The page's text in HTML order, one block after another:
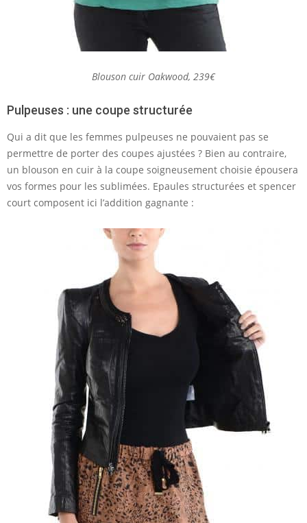
Blouson cuir Oakwood, 239€
Pulpeuses : une coupe structurée
Qui a dit que les femmes pulpeuses ne pouvaient pas se
permettre de porter des coupes ajustées ? Bien au contraire,
un blouson en cuir à la coupe soigneusement choisie épousera
vos formes pour les sublimées. Epaules structurées et spencer
court composent ici l’addition gagnante :